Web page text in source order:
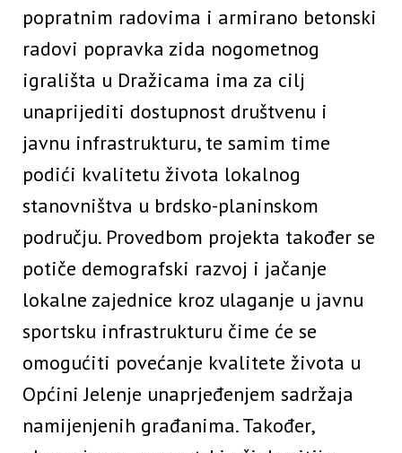
popratnim radovima i armirano betonski
radovi popravka zida nogometnog
igrališta u Dražicama ima za cilj
unaprijediti dostupnost društvenu i
javnu infrastrukturu, te samim time
podići kvalitetu života lokalnog
stanovništva u brdsko-planinskom
području. Provedbom projekta također se
potiče demografski razvoj i jačanje
lokalne zajednice kroz ulaganje u javnu
sportsku infrastrukturu čime će se
omogućiti povećanje kvalitete života u
Općini Jelenje unaprjeđenjem sadržaja
namijenjenih građanima. Također,